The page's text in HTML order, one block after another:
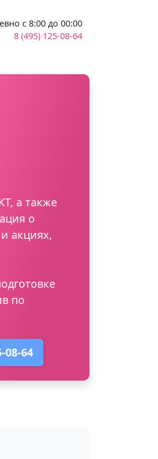
с 8:00 до 00:00
8 (495) 125-08-64
а также
о
акциях,
по
08-64